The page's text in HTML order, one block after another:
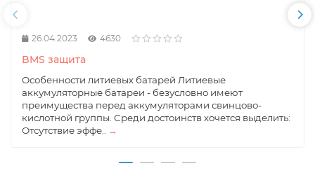
26.04.2023 4630
BMS защита
Особенности литиевых батарей Литиевые
аккумуляторные батареи - безусловно имеют
преимущества перед аккумуляторами свинцово-
кислотной группы. Среди достоинств хочется выделить:
Отсутствие эффе..
→